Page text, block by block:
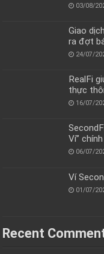
03/08/
Giao
ra đợt
24/07/
RealFi
thực
16/07/
Ví”
06/07/
Ví
01/07/
Recent